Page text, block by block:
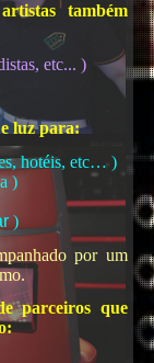
também
etc... )
luz para:
hotéis, etc… )
)
)
por um
parceiros que